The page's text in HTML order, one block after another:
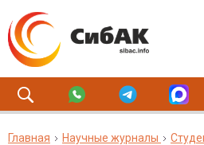
Главная Научные журналы